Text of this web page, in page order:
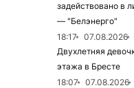
задействовано в
— "Белэнерго"
18:17
07.08.2026
Двухлетняя
этажа в Бресте
18:07
07.08.2026